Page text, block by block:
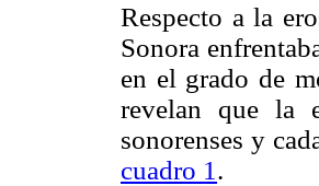
Respecto a la
Sonora
en el grado de
revelan que la
sonorenses y
cuadro 1 .